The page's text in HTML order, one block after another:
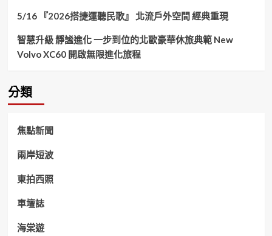
5/16 『2026搭捷運聽民歌』 北流戶外空間 經典重現
智慧升級 靜謐進化 一步到位的北歐豪華休旅典範 New
Volvo XC60 開啟無限進化旅程
分類
焦點新聞
兩岸短波
東拍西照
車壇誌
海棠遊